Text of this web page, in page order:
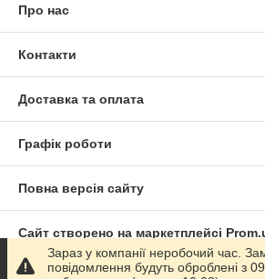
Про нас
Контакти
Доставка та оплата
Графік роботи
Повна версія сайту
Сайт створено на маркетплейсі
Зараз у компанії неробочий час.
повідомлення будуть оброблені з